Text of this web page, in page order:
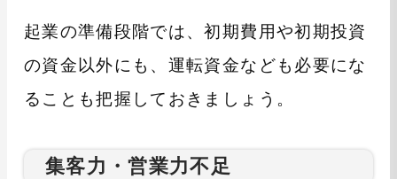
起業の準備段階では、初期費用や初期投資
の資金以外にも、運転資金なども必要にな
ることも把握しておきましょう。
集客力・営業力不足